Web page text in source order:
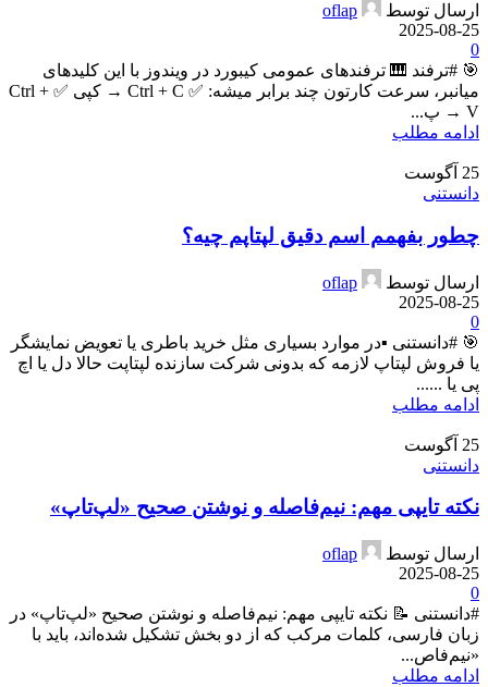
ارسال توسط
oflap
2025-08-25
0
🎯 #ترفند 🎹 ترفندهای عمومی کیبورد در ویندوز با این کلیدهای
میانبر، سرعت کارتون چند برابر میشه: ✅ Ctrl + C → کپی ✅ Ctrl +
V → پ...
ادامه مطلب
25 آگوست
دانستنی
چطور بفهمم اسم دقیق لپتاپم چیه؟
ارسال توسط
oflap
2025-08-25
0
🎯 #دانستنی ▪️در موارد بسیاری مثل خرید باطری یا تعویض نمایشگر
یا فروش لپتاپ لازمه که بدونی شرکت سازنده لپتاپت حالا دل یا اچ
پی یا ......
ادامه مطلب
25 آگوست
دانستنی
نکته تایپی مهم: نیم‌فاصله و نوشتن صحیح «لپ‌تاپ»
ارسال توسط
oflap
2025-08-25
0
#دانستنی 📝 نکته تایپی مهم: نیم‌فاصله و نوشتن صحیح «لپ‌تاپ» در
زبان فارسی، کلمات مرکب که از دو بخش تشکیل شده‌اند، باید با
«نیم‌فاص...
ادامه مطلب